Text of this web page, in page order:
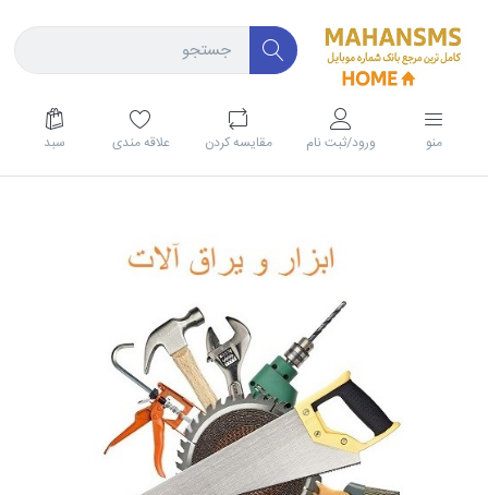
منو ورود/ثبت نام مقايسه كردن علاقه مندی سبد